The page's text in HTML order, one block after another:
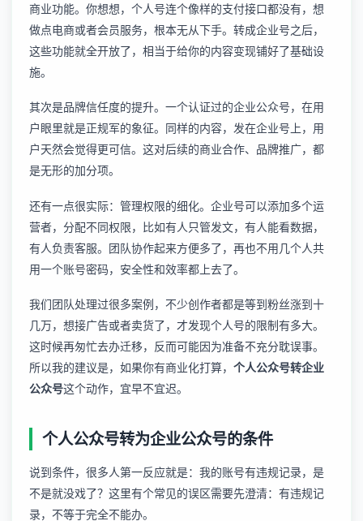
商业功能。你想想，个人号连个像样的支付接口都没有，想
做点电商或者会员服务，根本无从下手。转成企业号之后，
这些功能就全开放了，相当于给你的内容变现铺好了基础设
施。
其次是品牌信任度的提升。一个认证过的企业公众号，在用
户眼里就是正规军的象征。同样的内容，发在企业号上，用
户天然会觉得更可信。这对后续的商业合作、品牌推广，都
是无形的加分项。
还有一点很实际：管理权限的细化。企业号可以添加多个运
营者，分配不同权限，比如有人只管发文，有人能看数据，
有人负责客服。团队协作起来方便多了，再也不用几个人共
用一个账号密码，安全性和效率都上去了。
我们团队处理过很多案例，不少创作者都是等到粉丝涨到十
几万，想接广告或者卖货了，才发现个人号的限制有多大。
这时候再匆忙去办迁移，反而可能因为准备不充分耽误事。
所以我的建议是，如果你有商业化打算， 个人公众号转企业
公众号这个动作，宜早不宜迟。
个人公众号转为企业公众号的条件
说到条件，很多人第一反应就是：我的账号有违规记录，是
不是就没戏了？这里有个常见的误区需要先澄清：有违规记
录，不等于完全不能办。